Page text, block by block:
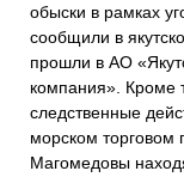
обыски в рамках
сообщили в
прошли в АО
компания». Кроме
следственные
морском
Магомедовы